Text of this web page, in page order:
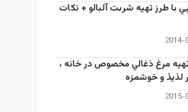
با طرز تهيه شربت آلبالو + نكات
2014-
مرغ ذغالي مخصوص در خانه ،
لذيذ و خوشمزه
2015-